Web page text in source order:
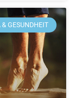
& GESUNDHEIT